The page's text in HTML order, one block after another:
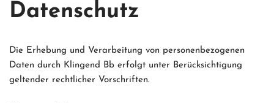
Datenschutz
Die Erhebung und Verarbeitung von personenbezogenen
Daten durch Klingend Bb erfolgt unter Berücksichtigung
geltender rechtlicher Vorschriften.